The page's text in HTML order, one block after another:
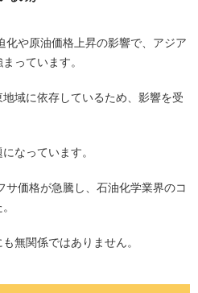
化や原油価格上昇の影響で、アジア
っています。
域に依存しているため、影響を受
なっています。
価格が急騰し、石油化学業界のコ
無関係ではありません。